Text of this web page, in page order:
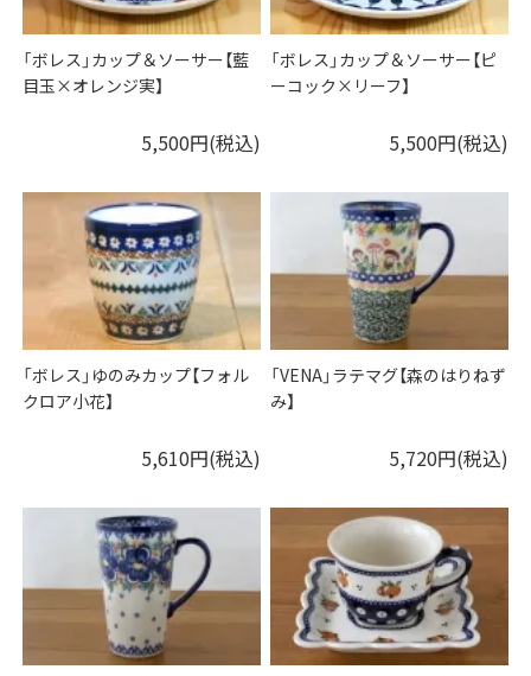
「ボレス」カップ＆ソーサー【藍
目玉×オレンジ実】
5,500円(税込)
「ボレス」カップ＆ソーサー【ピ
ーコック×リーフ】
5,500円(税込)
「ボレス」ゆのみカップ【フォル
クロア小花】
5,610円(税込)
「VENA」ラテマグ【森のはりねず
み】
5,720円(税込)